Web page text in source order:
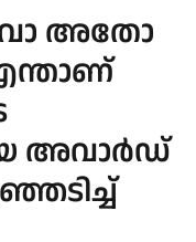
അതോ
അവാർഡ്